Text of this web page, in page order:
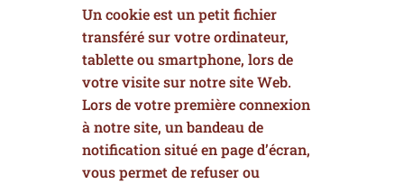
Un cookie est un petit fichier
transféré sur votre ordinateur,
tablette ou smartphone, lors de
votre visite sur notre site Web.
Lors de votre première connexion
à notre site, un bandeau de
notification situé en page d’écran,
vous permet de refuser ou